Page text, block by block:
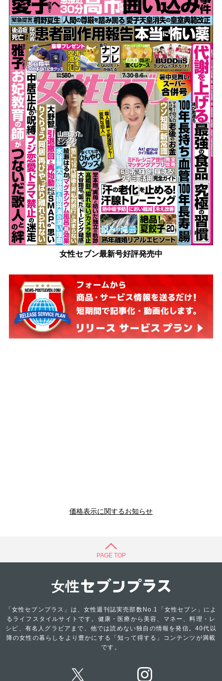
女性セブン最新号好評発売中
価格表示に関するお知らせ
PAGE TOP
「女性セブンプラス」は、女性週刊誌実売部数No.1「女性セブン」によ
るライフスタイルサイトです。健康・医療から美容、マネー、料理・レ
シピ、有名人グラビアまで、他では読めない独自の情報を発信。40代以
降の女性の暮らしをより豊かにする「知って得する」コンテンツが満載
です。